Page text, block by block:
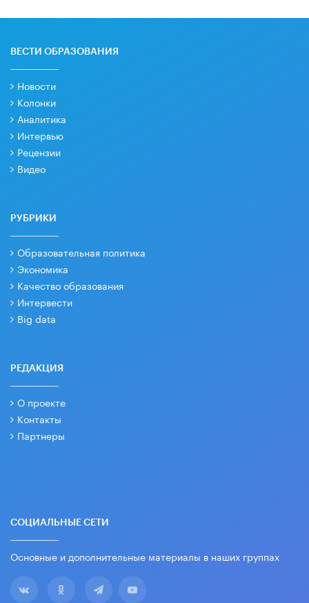
ВЕСТИ ОБРАЗОВАНИЯ
Новости
Колонки
Аналитика
Интервью
Рецензии
Видео
РУБРИКИ
Образовательная политика
Экономика
Качество образования
Интервести
Big data
РЕДАКЦИЯ
О проекте
Контакты
Партнеры
СОЦИАЛЬНЫЕ СЕТИ
Основные и дополнительные материалы в наших группах